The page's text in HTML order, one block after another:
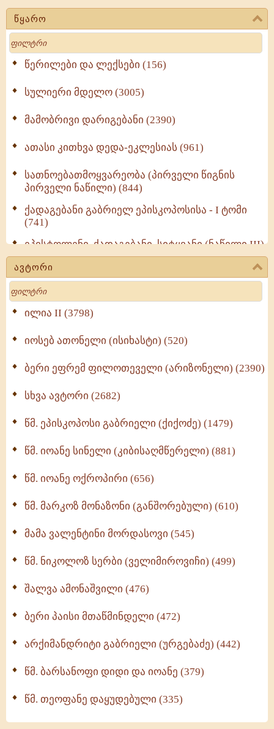
წყარო
Search
წერილები და ლექსები (156)
სულიერი მდელო (3005)
მამობრივი დარიგებანი (2390)
ათასი კითხვა დედა-ეკლესიას (961)
სათნოებათმოყვარეობა (პირველი წიგნის
პირველი ნაწილი) (844)
ქადაგებანი გაბრიელ ეპისკოპოსისა - I ტომი
(741)
ეპისტოლენი, ქადაგებანი, სიტყვანი (ნაწილი III)
(723)
მოძღვრის ძალზე სასარგებლო რჩევები
მრევლისათვის (545)
Wisdomge (514)
ქადაგებანი გაბრიელ ეპისკოპოსისა - II ტომი
სულიერი ცხოვრების სახელმძღვანელო -
ნაწილი II (369)
ავტორი
Search
ილია II (3798)
იოსებ ათონელი (ისიხასტი) (520)
ბერი ეფრემ ფილოთეველი (არიზონელი) (2390)
სხვა ავტორი (2682)
წმ. ეპისკოპოსი გაბრიელი (ქიქოძე) (1479)
წმ. იოანე სინელი (კიბისაღმწერელი) (881)
წმ. იოანე ოქროპირი (656)
წმ. მარკოზ მონაზონი (განშორებული) (610)
მამა ვალენტინი მორდასოვი (545)
წმ. ნიკოლოზ სერბი (ველიმიროვიჩი) (499)
შალვა ამონაშვილი (476)
ბერი პაისი მთაწმინდელი (472)
არქიმანდრიტი გაბრიელი (ურგებაძე) (442)
წმ. ბარსანოფი დიდი და იოანე (379)
წმ. თეოფანე დაყუდებული (335)